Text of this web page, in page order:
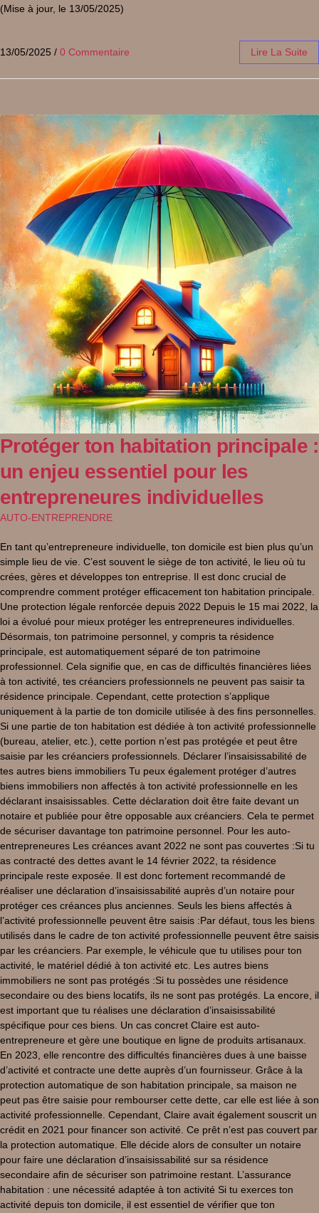
(Mise à jour, le 13/05/2025)
13/05/2025 / 0 Commentaire Lire La Suite
Protéger ton habitation principale :
un enjeu essentiel pour les
entrepreneures individuelles
AUTO-ENTREPRENDRE
En tant qu’entrepreneure individuelle, ton domicile est bien plus qu’un
simple lieu de vie. C’est souvent le siège de ton activité, le lieu où tu
crées, gères et développes ton entreprise. Il est donc crucial de
comprendre comment protéger efficacement ton habitation principale.
Une protection légale renforcée depuis 2022 Depuis le 15 mai 2022, la
loi a évolué pour mieux protéger les entrepreneures individuelles.
Désormais, ton patrimoine personnel, y compris ta résidence
principale, est automatiquement séparé de ton patrimoine
professionnel. Cela signifie que, en cas de difficultés financières liées
à ton activité, tes créanciers professionnels ne peuvent pas saisir ta
résidence principale. Cependant, cette protection s’applique
uniquement à la partie de ton domicile utilisée à des fins personnelles.
Si une partie de ton habitation est dédiée à ton activité professionnelle
(bureau, atelier, etc.), cette portion n’est pas protégée et peut être
saisie par les créanciers professionnels. Déclarer l’insaisissabilité de
tes autres biens immobiliers Tu peux également protéger d’autres
biens immobiliers non affectés à ton activité professionnelle en les
déclarant insaisissables. Cette déclaration doit être faite devant un
notaire et publiée pour être opposable aux créanciers. Cela te permet
de sécuriser davantage ton patrimoine personnel. Pour les auto-
entrepreneures Les créances avant 2022 ne sont pas couvertes :Si tu
as contracté des dettes avant le 14 février 2022, ta résidence
principale reste exposée. Il est donc fortement recommandé de
réaliser une déclaration d’insaisissabilité auprès d’un notaire pour
protéger ces créances plus anciennes. Seuls les biens affectés à
l’activité professionnelle peuvent être saisis :Par défaut, tous les biens
utilisés dans le cadre de ton activité professionnelle peuvent être saisis
par les créanciers. Par exemple, le véhicule que tu utilises pour ton
activité, le matériel dédié à ton activité etc. Les autres biens
immobiliers ne sont pas protégés :Si tu possèdes une résidence
secondaire ou des biens locatifs, ils ne sont pas protégés. La encore, il
est important que tu réalises une déclaration d’insaisissabilité
spécifique pour ces biens. Un cas concret Claire est auto-
entrepreneure et gère une boutique en ligne de produits artisanaux.
En 2023, elle rencontre des difficultés financières dues à une baisse
d’activité et contracte une dette auprès d’un fournisseur. Grâce à la
protection automatique de son habitation principale, sa maison ne
peut pas être saisie pour rembourser cette dette, car elle est liée à son
activité professionnelle. Cependant, Claire avait également souscrit un
crédit en 2021 pour financer son activité. Ce prêt n’est pas couvert par
la protection automatique. Elle décide alors de consulter un notaire
pour faire une déclaration d’insaisissabilité sur sa résidence
secondaire afin de sécuriser son patrimoine restant. L’assurance
habitation : une nécessité adaptée à ton activité Si tu exerces ton
activité depuis ton domicile, il est essentiel de vérifier que ton